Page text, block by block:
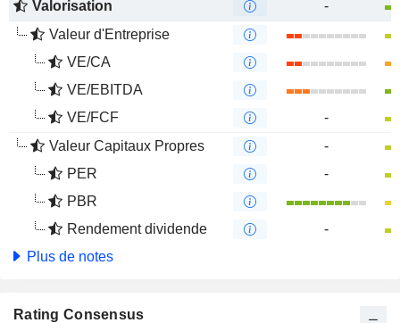
Valorisation
-
Valeur d'Entreprise
VE/CA
VE/EBITDA
VE/FCF
-
Valeur Capitaux Propres
-
PER
-
PBR
Rendement dividende
-
Plus de notes
Rating Consensus